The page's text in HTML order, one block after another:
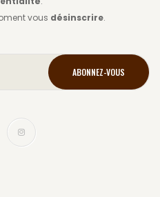
vous désinscrire.